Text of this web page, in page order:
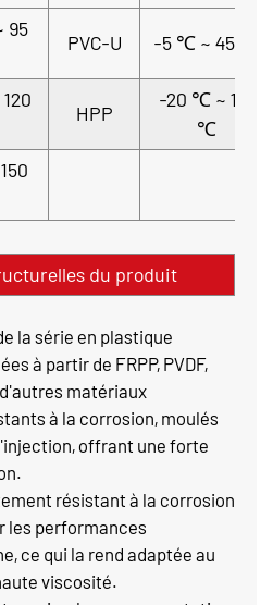
95
PVC-U -5 ℃ ~ 45 ℃
HPP
-20 ℃ ~ 110
℃
du produit
la série en plastique
à partir de FRPP, PVDF,
d'autres matériaux
à la corrosion, moulés
offrant une forte
résistant à la corrosion
les performances
ce qui la rend adaptée au
viscosité.